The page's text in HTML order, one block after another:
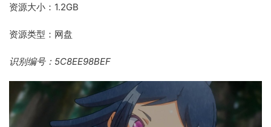
资源大小：1.2GB
资源类型：网盘
识别编号：5C8EE98BEF